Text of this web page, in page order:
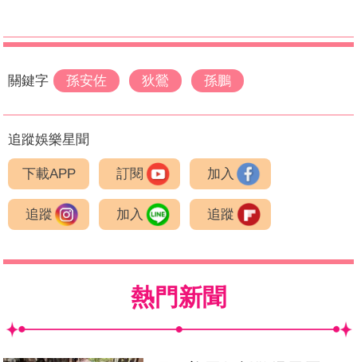
關鍵字 孫安佐 狄鶯 孫鵬
追蹤娛樂星聞
下載APP 訂閱 加入
追蹤 加入 追蹤
熱門新聞